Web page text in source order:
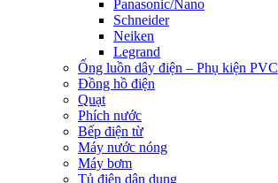
Panasonic/Nano
Schneider
Neiken
Legrand
Ống luồn dây điện – Phụ kiện PVC
Đồng hồ điện
Quạt
Phích nước
Bếp điện từ
Máy nước nóng
Máy bơm
Tủ điện dân dụng